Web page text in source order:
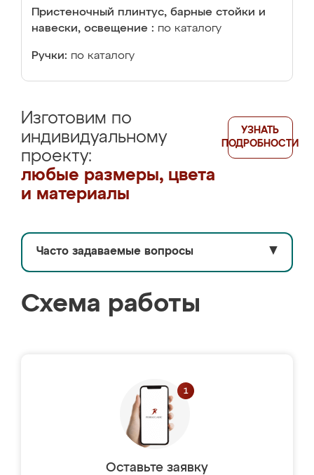
Пристеночный плинтус, барные стойки и
навески, освещение : по каталогу
Ручки: по каталогу
Изготовим по
индивидуальному
проекту:
любые размеры, цвета
и материалы
УЗНАТЬ
ПОДРОБНОСТИ
Часто задаваемые вопросы ▼
Схема работы
Оставьте заявку